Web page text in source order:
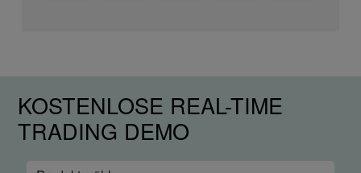
KOSTENLOSE REAL-TIME
TRADING DEMO